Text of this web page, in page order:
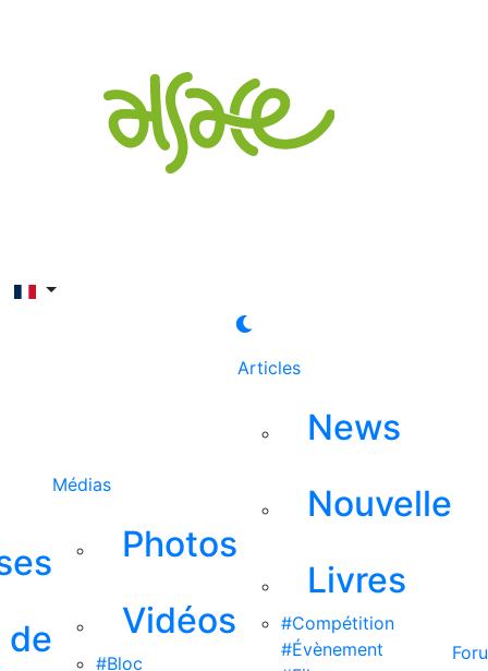
de
Médias
Photos
Vidéos
#Bloc
Articles
News
Nouvelle
Livres
#Compétition
#Évènement